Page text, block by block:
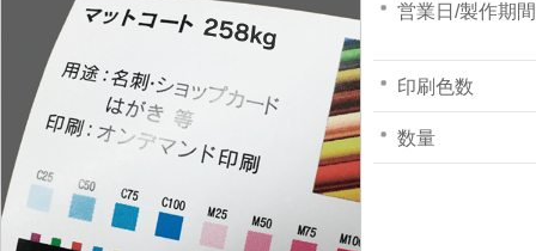
営業日/製作期間
印刷色数
数量